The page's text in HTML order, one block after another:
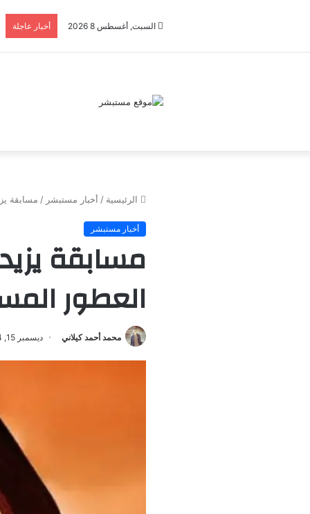
السبت, أغسطس 8 2026 أخبار عاجلة
الرئيسية / أخبار مستبشر / مسابقة
أخبار مستبشر
مسابقة
العطور
محمد أحمد كيلاني ديسمبر 15, 2024